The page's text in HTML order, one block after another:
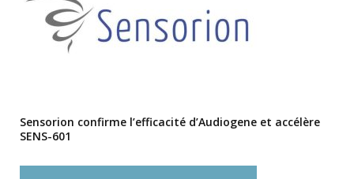
Sensorion confirme l’efficacité d’Audiogene et accélère
SENS-601